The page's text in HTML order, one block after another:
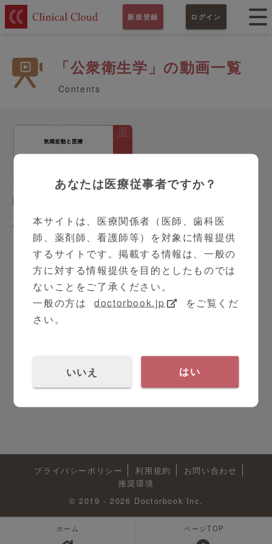
新規登録 ログイン
「公衆衛生学」の動画一覧
Contents
30:49
東大の橋爪先生が語る「気
候変動による健康影響と医
療分野の対策」
プライバシーポリシー 利用規約
お問い合わせ
推奨環境
© 2019 - 2026 Doctorbook Inc.
ホーム ページTOP
あなたは医療従事者ですか？
本サイトは、医療関係者（医師、歯科医
師、薬剤師、看護師等）を対象に情報提供
するサイトです。掲載する情報は、一般の
方に対する情報提供を目的としたものでは
ないことをご了承ください。
一般の方は
doctorbook.jp
をご覧くだ
さい。
いいえ はい